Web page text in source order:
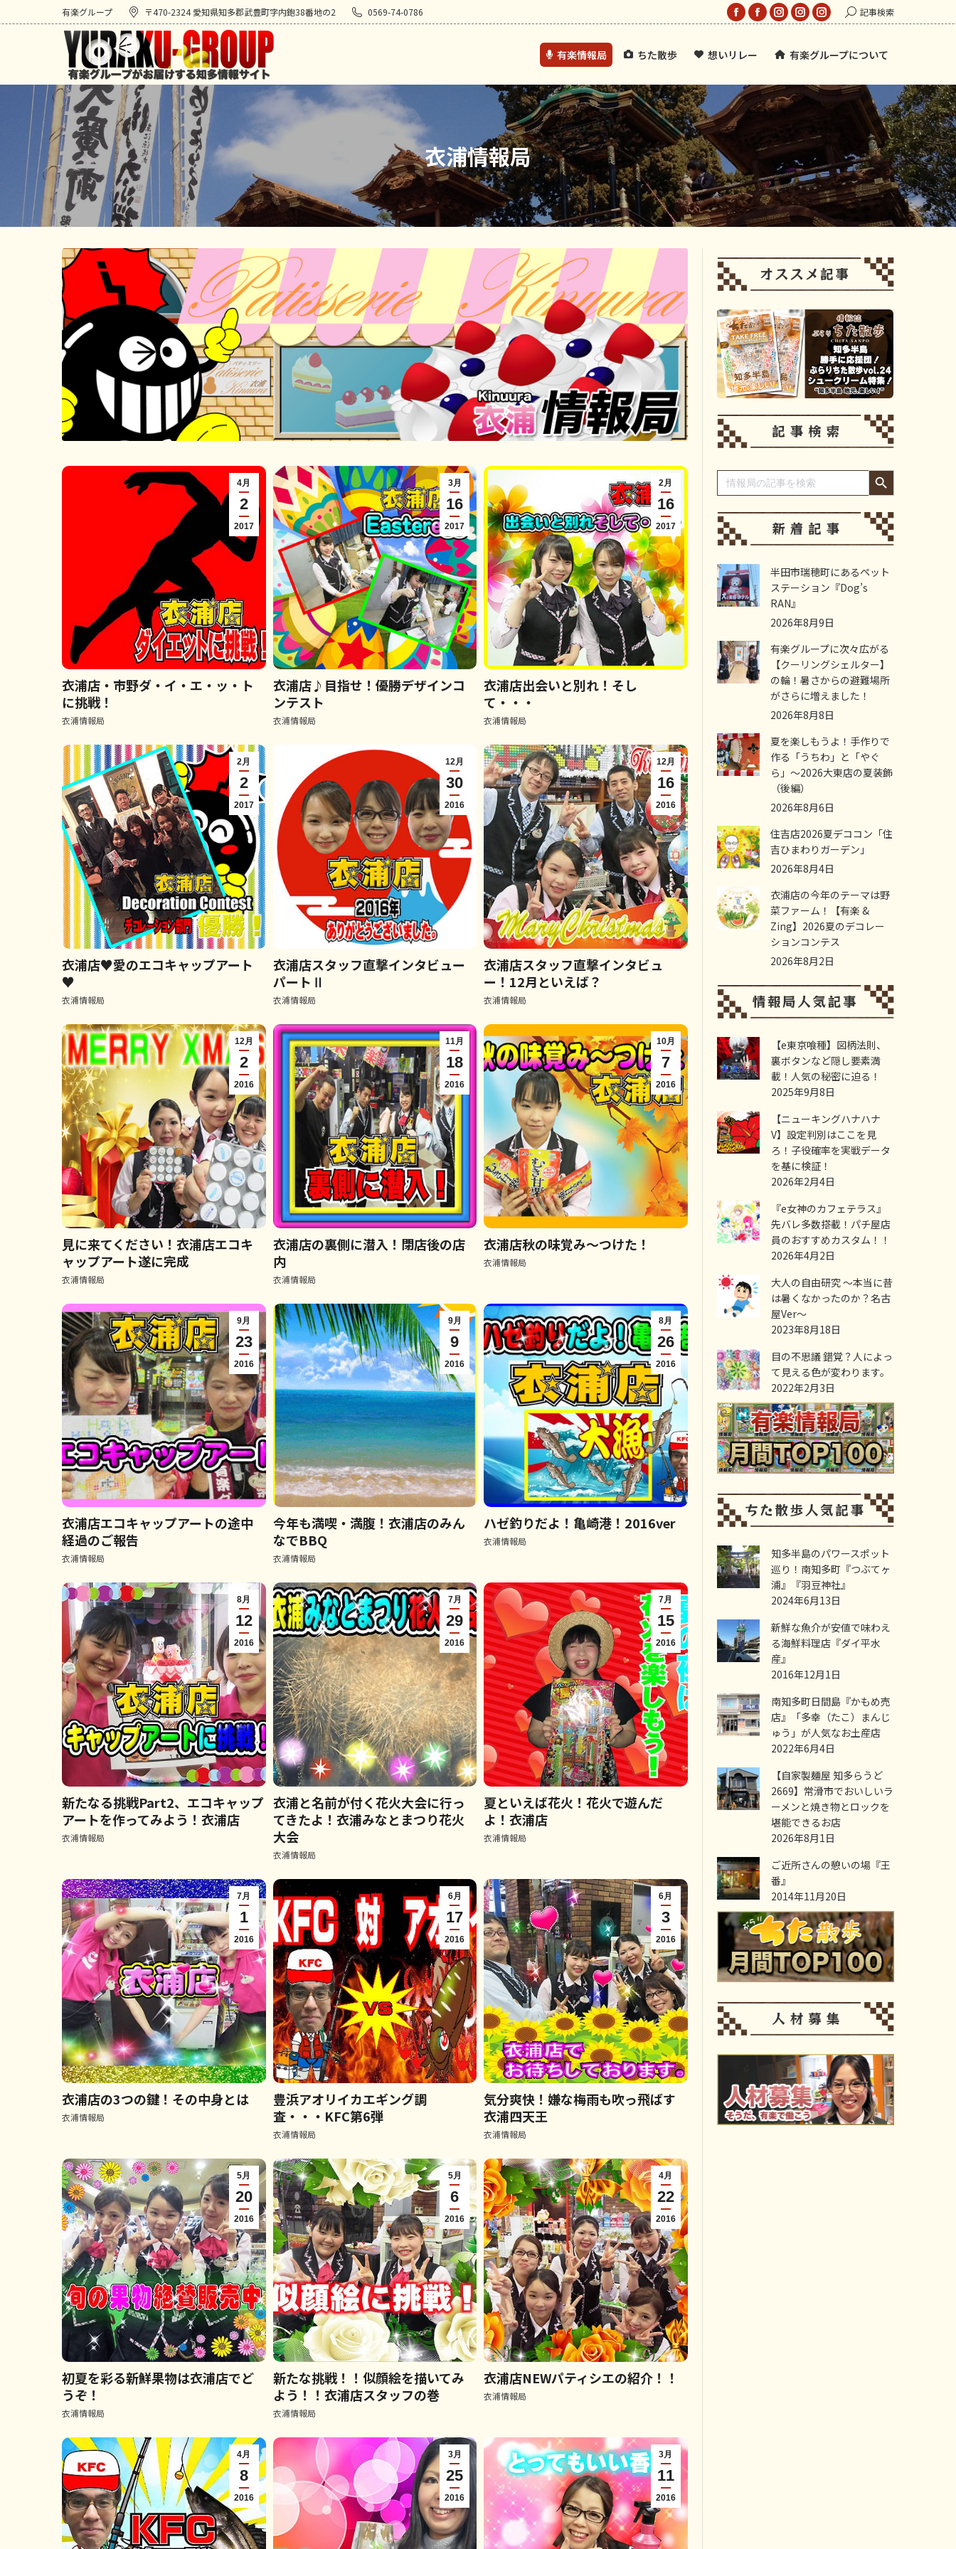
有楽グループ 〒470-2324 愛知県知多郡武豊町字内鉋38番地の2 0569-74-0786
Facebook
opens
new
window
Facebook
opens
new
window
Instagram
opens
new
window
Instagram
opens
new
Instagram
opens
new
window
Search:記事検索
有楽情報局 ちた散歩 想いリレー 有楽グループについて
衣浦情報局
4月
2
2017
衣浦店・市野ダ・イ・エ・ッ・ト
に挑戦！
衣浦情報局
3月
16
2017
衣浦店♪目指せ！優勝デザインコ
ンテスト
衣浦情報局
2月
16
2017
衣浦店出会いと別れ！そし
て・・・
衣浦情報局
2月
2
2017
衣浦店♥愛のエコキャップアート
♥
衣浦情報局
12月
30
2016
衣浦店スタッフ直撃インタビュー
パートⅡ
衣浦情報局
12月
16
2016
衣浦店スタッフ直撃インタビュ
ー！12月といえば？
衣浦情報局
12月
2
2016
見に来てください！衣浦店エコキ
ャップアート遂に完成
衣浦情報局
11月
18
2016
衣浦店の裏側に潜入！閉店後の店
内
衣浦情報局
10月
7
2016
衣浦店秋の味覚み～つけた！
衣浦情報局
9月
23
2016
衣浦店エコキャップアートの途中
経過のご報告
衣浦情報局
9月
9
2016
今年も満喫・満腹！衣浦店のみん
なでBBQ
衣浦情報局
8月
26
2016
ハゼ釣りだよ！亀崎港！2016ver
衣浦情報局
8月
12
2016
新たなる挑戦Part2、エコキャップ
アートを作ってみよう！衣浦店
衣浦情報局
7月
29
2016
衣浦と名前が付く花火大会に行っ
てきたよ！衣浦みなとまつり花火
大会
衣浦情報局
7月
15
2016
夏といえば花火！花火で遊んだ
よ！衣浦店
衣浦情報局
7月
1
2016
衣浦店の3つの鍵！その中身とは
衣浦情報局
6月
17
2016
豊浜アオリイカエギング調
査・・・KFC第6弾
衣浦情報局
6月
3
2016
気分爽快！嫌な梅雨も吹っ飛ばす
衣浦四天王
衣浦情報局
5月
20
2016
初夏を彩る新鮮果物は衣浦店でど
うぞ！
衣浦情報局
5月
6
2016
新たな挑戦！！似顔絵を描いてみ
よう！！衣浦店スタッフの巻
衣浦情報局
4月
22
2016
衣浦店NEWパティシエの紹介！！
衣浦情報局
4月
8
2016
3月
25
2016
3月
11
2016
Search
for:
Search Button
半田市瑞穂町にあるペット
ステーション『Dog’s
RAN』
2026年8月9日
有楽グループに次々広がる
【クーリングシェルター】
の輪！暑さからの避難場所
がさらに増えました！
2026年8月8日
夏を楽しもうよ！手作りで
作る「うちわ」と「やぐ
ら」～2026大東店の夏装飾
（後編）
2026年8月6日
住吉店2026夏デココン「住
吉ひまわりガーデン」
2026年8月4日
衣浦店の今年のテーマは野
菜ファーム！【有楽 &
Zing】2026夏のデコレー
ションコンテス
2026年8月2日
【e東京喰種】図柄法則、
裏ボタンなど隠し要素満
載！人気の秘密に迫る！
2025年9月8日
【ニューキングハナハナ
V】設定判別はここを見
ろ！子役確率を実戦データ
を基に検証！
2026年2月4日
『e女神のカフェテラス』
先バレ多数搭載！パチ屋店
員のおすすめカスタム！！
2026年4月2日
大人の自由研究 ～本当に昔
は暑くなかったのか？名古
屋Ver～
2023年8月18日
目の不思議 錯覚？人によっ
て見える色が変わります。
2022年2月3日
知多半島のパワースポット
巡り！南知多町『つぶてヶ
浦』『羽豆神社』
2024年6月13日
新鮮な魚介が安値で味わえ
る海鮮料理店『ダイ平水
産』
2016年12月1日
南知多町日間島『かもめ売
店』「多幸（たこ）まんじ
ゅう」が人気なお土産店
2022年6月4日
【自家製麺屋 知多らうど
2669】常滑市でおいしいラ
ーメンと焼き物とロックを
堪能できるお店
2026年8月1日
ご近所さんの憩いの場『王
番』
2014年11月20日